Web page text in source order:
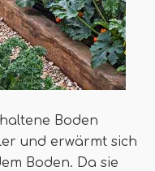
Boden
und erwärmt sich
Boden. Da sie